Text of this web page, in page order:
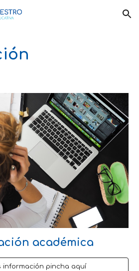
Skip to navigation
académica
información pincha aquí